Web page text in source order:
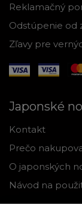
Reklamačný
Odstúpenie od
Zľavy pre
Japonské
Kontakt
Prečo
O japonských
Návod na